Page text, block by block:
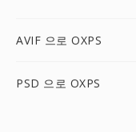
AVIF 으로 OXPS
PSD 으로 OXPS